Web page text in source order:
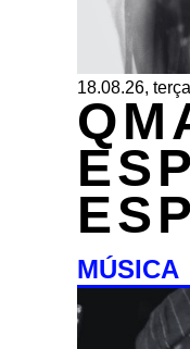
18.08.26,
MÚSICA